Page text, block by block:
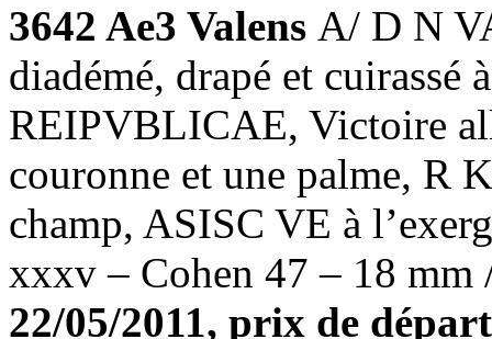
3642 Ae3 Valens A/ D N
diadémé, drapé et
REIPVBLICAE, Victoire
couronne et une palme, R
champ, ASISC VE à
xxxv – Cohen 47 – 18 mm
22/05/2011, prix de